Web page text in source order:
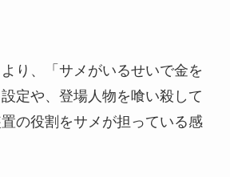
り、「サメがいるせいで金を
定や、登場人物を喰い殺して
の役割をサメが担っている感